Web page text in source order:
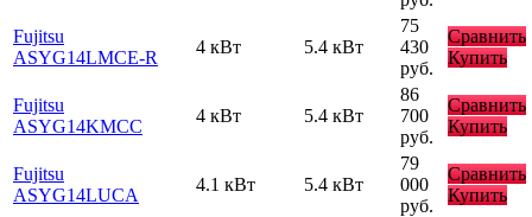
Fujitsu
ASYG14LMCE-R
4 кВт 5.4 кВт
75
430
руб.
Сравнить
Купить
Fujitsu
ASYG14KMCC
4 кВт 5.4 кВт
86
700
руб.
Сравнить
Купить
Fujitsu
ASYG14LUCA
4.1 кВт 5.4 кВт
79
000
руб.
Сравнить
Купить